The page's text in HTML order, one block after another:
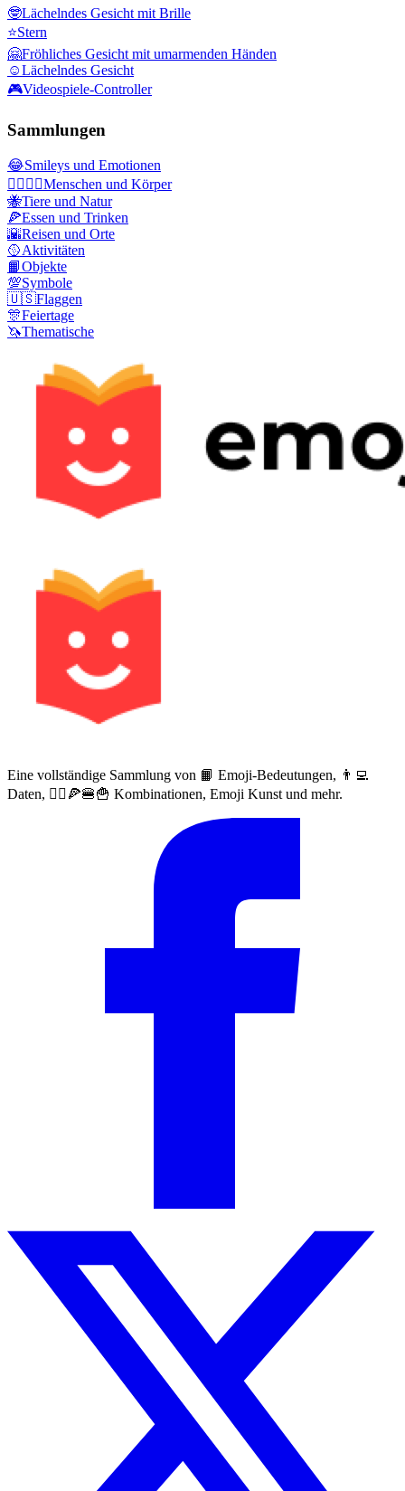
🤓Lächelndes Gesicht mit Brille
⭐Stern
🤗Fröhliches Gesicht mit umarmenden Händen
☺️Lächelndes Gesicht
🎮Videospiele-Controller
Sammlungen
😂Smileys und Emotionen
👩‍❤️‍💋‍👨Menschen und Körper
🐝Tiere und Natur
🍕Essen und Trinken
🌇Reisen und Orte
🥎Aktivitäten
📙Objekte
💯Symbole
🇺🇸Flaggen
🎊Feiertage
🦄Thematische
Eine vollständige Sammlung von 📙 Emoji-Bedeutungen, 👨‍💻
Daten, 🙅‍♀️🍕🍔🍟 Kombinationen, Emoji Kunst und mehr.